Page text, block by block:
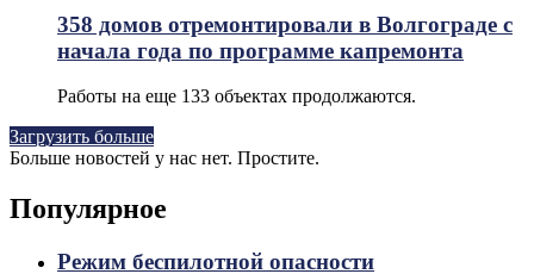
358 домов отремонтировали в Волгограде с
начала года по программе капремонта
Работы на еще 133 объектах продолжаются.
Загрузить больше
Больше новостей у нас нет. Простите.
Популярное
Режим беспилотной опасности